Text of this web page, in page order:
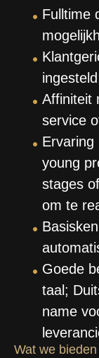
Fulltime
Affiniteit
service
young
stages
om te
Goede
taal;
name
Wat we bieden